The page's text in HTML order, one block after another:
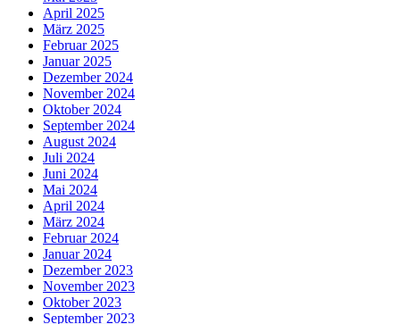
April 2025
März 2025
Februar 2025
Januar 2025
Dezember 2024
November 2024
Oktober 2024
September 2024
August 2024
Juli 2024
Juni 2024
Mai 2024
April 2024
März 2024
Februar 2024
Januar 2024
Dezember 2023
November 2023
Oktober 2023
September 2023